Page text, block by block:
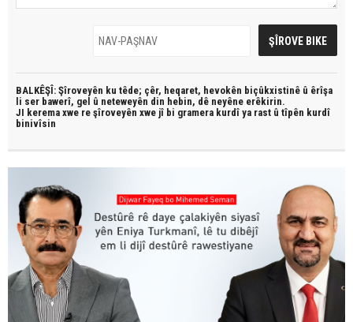
BALKÊŞÎ: Şîroveyên ku têde; çêr, heqaret, hevokên biçûkxistinê û êrîşa
li ser bawerî, gel û neteweyên din hebin, dê neyêne erêkirin.
JI kerema xwe re şîroveyên xwe jî bi gramera kurdî ya rast û tîpên kurdî
binivîsin